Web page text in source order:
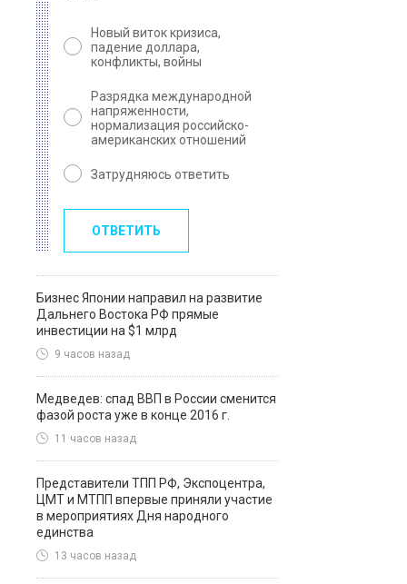
Новый виток кризиса,
падение доллара,
конфликты, войны
Разрядка международной
напряженности,
нормализация российско-
американских отношений
Затрудняюсь ответить
ОТВЕТИТЬ
Бизнес Японии направил на развитие
Дальнего Востока РФ прямые
инвестиции на $1 млрд
9 часов назад
Медведев: спад ВВП в России сменится
фазой роста уже в конце 2016 г.
11 часов назад
Представители ТПП РФ, Экспоцентра,
ЦМТ и МТПП впервые приняли участие
в мероприятиях Дня народного
единства
13 часов назад